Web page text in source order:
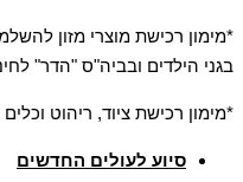
*מימון רכישת מוצרי מזון
בגני הילדים ובביה"ס "הדר"
*מימון רכישת ציוד, ריהוט וכלים
סיוע לעולים החדשים